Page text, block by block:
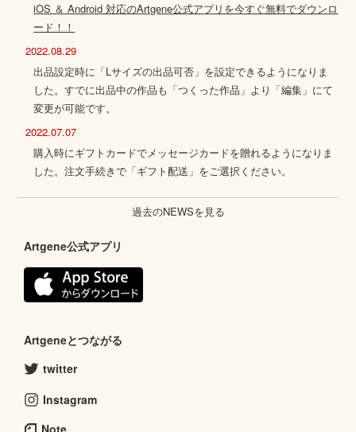
iOS ＆ Android 対応のArtgene公式アプリを今すぐ無料でダウンロ
ード！！
2022.08.29
出品設定時に「Lサイズの出品可否」を設定できるようになりま
した。すでに出品中の作品も「つくった作品」より「編集」にて
変更が可能です。
2022.07.07
購入時にギフトカードでメッセージカードを贈れるようになりま
した。注文手続きで「ギフト配送」をご選択ください。
過去のNEWSを見る
Artgene公式アプリ
Artgeneとつながる
twitter
Instagram
Note